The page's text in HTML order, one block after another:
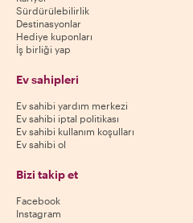
Sürdürülebilirlik
Destinasyonlar
Hediye kuponları
İş birliği yap
Ev sahipleri
Ev sahibi yardım merkezi
Ev sahibi iptal politikası
Ev sahibi kullanım koşulları
Ev sahibi ol
Bizi takip et
Facebook
Instagram